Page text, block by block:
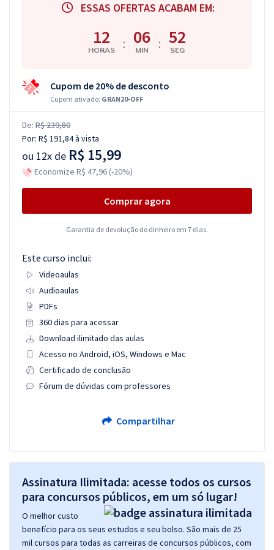
ESSAS OFERTAS ACABAM EM:
12
HORAS : 06
MIN : 52
SEG
Cupom de 20% de desconto
Cupom ativado: GRAN20-OFF
De: R$ 239,80
Por: R$ 191,84à vista
ou 12x de R$ 15,99
Economize R$ 47,96 (-20%)
Comprar agora
Garantia de devolução do dinheiro em 7 dias.
Este curso inclui:
Videoaulas
Audioaulas
PDFs
360 dias para acessar
Download ilimitado das aulas
Acesso no Android, iOS, Windows e Mac
Certificado de conclusão
Fórum de dúvidas com professores
Compartilhar
Assinatura Ilimitada: acesse todos os cursos
para concursos públicos, em um só lugar!
O melhor custo
benefício para os seus estudos e seu bolso. São mais de 25
mil cursos para todas as carreiras de concursos públicos, com